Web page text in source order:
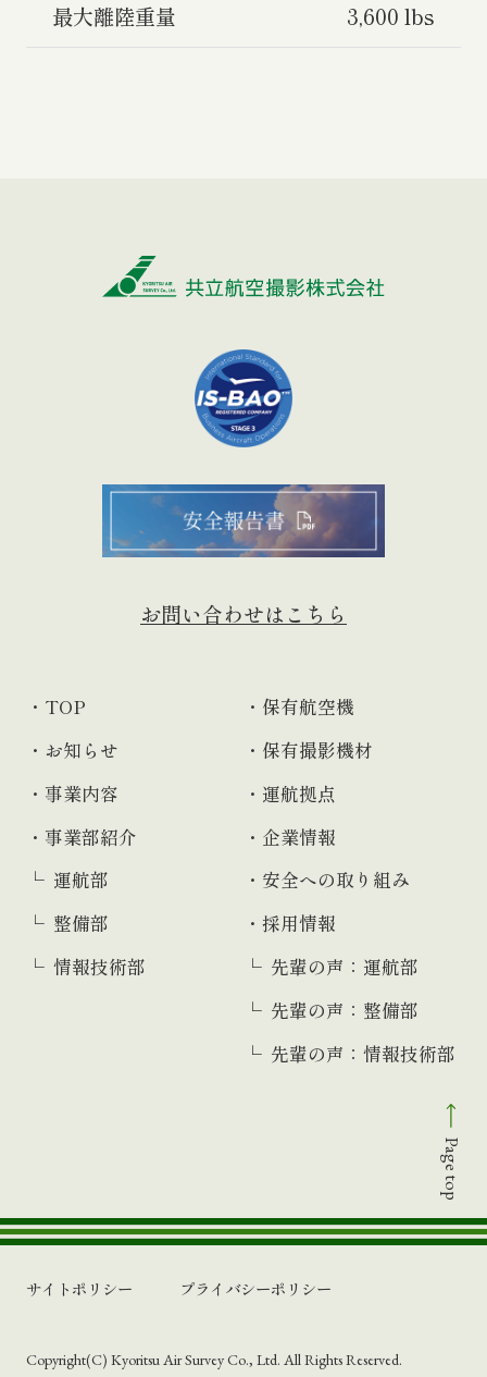
最大離陸重量 3,600 lbs
お問い合わせはこちら
TOP
お知らせ
事業内容
事業部紹介
運航部
整備部
情報技術部
保有航空機
保有撮影機材
運航拠点
企業情報
安全への取り組み
採用情報
先輩の声：運航部
先輩の声：整備部
先輩の声：情報技術部
Page top
サイトポリシー プライバシーポリシー
Copyright(C) Kyoritsu Air Survey Co., Ltd. All Rights Reserved.